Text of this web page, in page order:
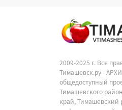
2009-2025 г. Все
Тимашевск.ру -
общедоступный
Тимашевского
край, Тимашевский